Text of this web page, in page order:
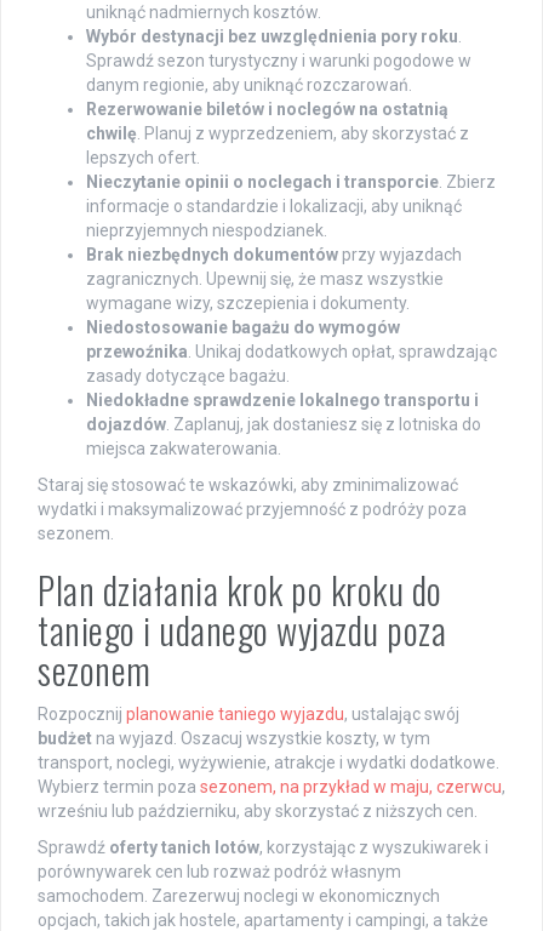
uniknąć nadmiernych kosztów.
Wybór destynacji bez uwzględnienia pory roku
Sprawdź sezon turystyczny i warunki pogodowe w
danym regionie, aby uniknąć rozczarowań.
Rezerwowanie biletów i noclegów na ostatnią
chwilę . Planuj z wyprzedzeniem, aby skorzystać z
lepszych ofert.
Nieczytanie opinii o noclegach i transporcie . Zbierz
informacje o standardzie i lokalizacji, aby uniknąć
nieprzyjemnych niespodzianek.
Brak niezbędnych dokumentów przy wyjazdach
zagranicznych. Upewnij się, że masz wszystkie
wymagane wizy, szczepienia i dokumenty.
Niedostosowanie bagażu do wymogów
przewoźnika . Unikaj dodatkowych opłat, sprawdzając
zasady dotyczące bagażu.
Niedokładne sprawdzenie lokalnego transportu i
dojazdów . Zaplanuj, jak dostaniesz się z lotniska do
miejsca zakwaterowania.
Staraj się stosować te wskazówki, aby zminimalizować
wydatki i maksymalizować przyjemność z podróży poza
sezonem.
Plan działania krok po kroku do
taniego i udanego wyjazdu poza
sezonem
Rozpocznij planowanie taniego wyjazdu, ustalając swój
budżet na wyjazd. Oszacuj wszystkie koszty, w tym
transport, noclegi, wyżywienie, atrakcje i wydatki dodatkowe.
Wybierz termin poza sezonem, na przykład w maju, czerwcu,
wrześniu lub październiku, aby skorzystać z niższych cen.
Sprawdź oferty tanich lotów, korzystając z wyszukiwarek i
porównywarek cen lub rozważ podróż własnym
samochodem. Zarezerwuj noclegi w ekonomicznych
opcjach, takich jak hostele, apartamenty i campingi, a także